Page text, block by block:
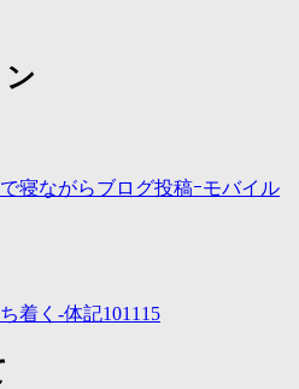
寝ながらブログ投稿ｰモバイル
着く-体記101115